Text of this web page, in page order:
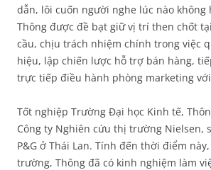
dẫn, lôi cuốn người nghe lúc nào không
Thông được đề bạt giữ vị trí then chốt
cầu, chịu trách nhiệm chính trong việc
hiệu, lập chiến lược hỗ trợ bán hàng,
trực tiếp điều hành phòng marketing
Tốt nghiệp Trường Đại học Kinh tế,
Công ty Nghiên cứu thị trường Nielsen,
P&G ở Thái Lan. Tính đến thời điểm
trường, Thông đã có kinh nghiệm làm